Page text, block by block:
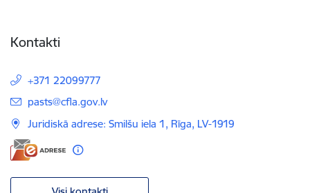
Kontakti
+371 22099777
E-pasts:
pasts@cfla.gov.lv
Juridiskā adrese: Smilšu iela 1, Rīga, LV-1919